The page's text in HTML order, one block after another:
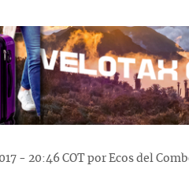
- 20:46 COT por Ecos del